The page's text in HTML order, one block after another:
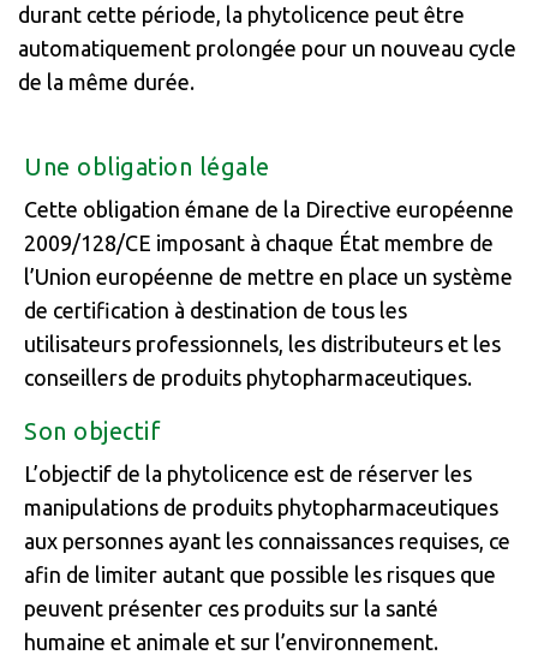
durant cette période, la phytolicence peut être
automatiquement prolongée pour un nouveau cycle
de la même durée.
Une obligation légale
Cette obligation émane de la Directive européenne
2009/128/CE imposant à chaque État membre de
l’Union européenne de mettre en place un système
de certification à destination de tous les
utilisateurs professionnels, les distributeurs et les
conseillers de produits phytopharmaceutiques.
Son objectif
L’objectif de la phytolicence est de réserver les
manipulations de produits phytopharmaceutiques
aux personnes ayant les connaissances requises, ce
afin de limiter autant que possible les risques que
peuvent présenter ces produits sur la santé
humaine et animale et sur l’environnement.